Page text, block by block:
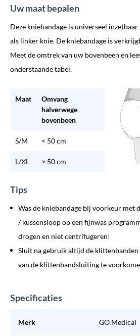
Uw maat bepalen
Deze kniebandage is universeel
als linker knie. De kniebandage is
Meet de omtrek van uw bovenbeen en
onderstaande tabel.
Maat
Omvang
halverwege
bovenbeen
S/M < 50 cm
L/XL > 50 cm
Tips
Was de kniebandage bij voorkeur met
/ kussensloop op een fijnwas
drogen en niet centrifugeren!
Sluit na gebruik altijd de
van de klittenbandsluiting te
Specificaties
Merk GO Medical